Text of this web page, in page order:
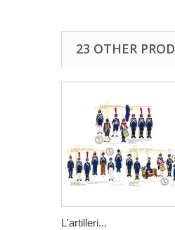
23 OTHER
L'artilleri...